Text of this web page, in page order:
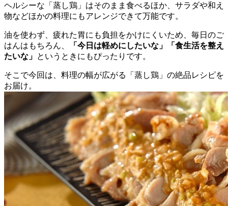
ヘルシーな「蒸し鶏」はそのまま食べるほか、サラダや和え
物などほかの料理にもアレンジできて万能です。
油を使わず、疲れた胃にも負担をかけにくいため、毎日のご
はんはもちろん、
「今日は軽めにしたいな」「食生活を整え
たいな」 というときにもぴったりです。
そこで今回は、料理の幅が広がる「蒸し鶏」の絶品レシピを
お届け。